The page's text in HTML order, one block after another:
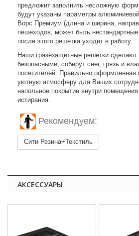
предложит заполнить несложную
будут указаны параметры
Ворс Премиум (длина и ширина,
пешеходов, может быть нестандартные
после этого решетка уходит в работу…
Наши грязезащитные решетки
безопасными, соберут снег, грязь и
посетителей. Правильно оформленная
уютную атмосферу для Ваших
напольное покрытие внутри
истирания.
Рекомендуем:
Сити Резина+Текстиль
АКСЕССУАРЫ